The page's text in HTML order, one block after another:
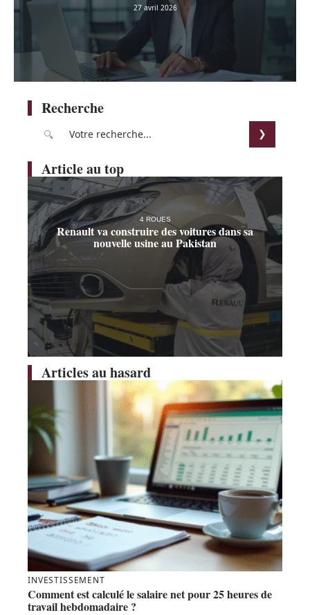
27 avril 2026
Recherche
Article au top
4 ROUES
Renault va construire des voitures dans sa
nouvelle usine au Pakistan
Articles au hasard
INVESTISSEMENT
Comment est calculé le salaire net pour 25 heures de
travail hebdomadaire ?